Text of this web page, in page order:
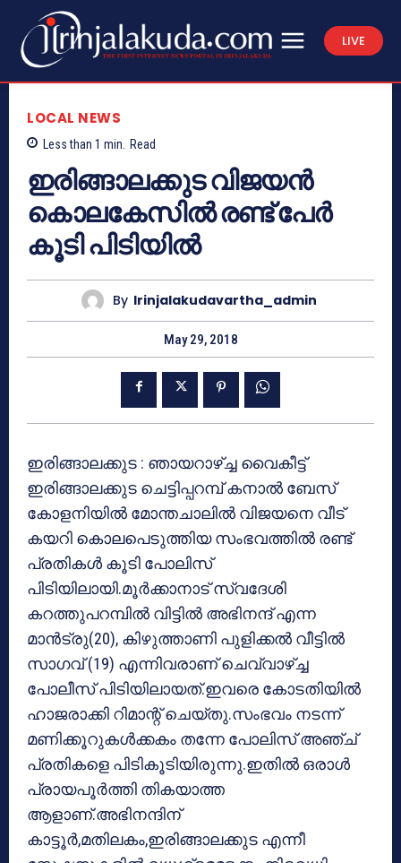
LIVE
LOCAL NEWS
Less than 1 min. Read
ഇരിങ്ങാലക്കുട വിജയന്‍
കൊലകേസില്‍ രണ്ട് പേര്‍
കൂടി പിടിയില്‍
By Irinjalakudavartha_admin
May 29, 2018
ഇരിങ്ങാലക്കുട : ഞായറാഴ്ച്ച വൈകീട്ട്
ഇരിങ്ങാലക്കുട ചെട്ടിപ്പറമ്പ് കനാല്‍ ബേസ്
കോളനിയില്‍ മോന്തചാലില്‍ വിജയനെ വീട്
കയറി കൊലപെടുത്തിയ സംഭവത്തില്‍ രണ്ട്
പ്രതികള്‍ കൂടി പോലിസ്
പിടിയിലായി.മൂര്‍ക്കാനാട് സ്വദേശി
കറത്തുപറമ്പില്‍ വിട്ടില്‍ അഭിനന്ദ് എന്ന
മാന്‍ട്രു(20), കിഴുത്താണി പുളിക്കല്‍ വീട്ടില്‍
സാഗവ് (19) എന്നിവരാണ് ചെവ്വാഴ്ച്ച
പോലീസ് പിടിയിലായത്.ഇവരെ കോടതിയില്‍
ഹാജരാക്കി റിമാന്റ് ചെയ്തു.സംഭവം നടന്ന്
മണിക്കൂറുകള്‍ക്കകം തന്നേ പോലിസ് അഞ്ച്
പ്രതികളെ പിടികൂടിയിരുന്നു.ഇതില്‍ ഒരാള്‍
പ്രായപൂര്‍ത്തി തികയാത്ത
ആളാണ്.അഭിനന്ദിന്
കാട്ടൂര്‍,മതിലകം,ഇരിങ്ങാലക്കുട എന്നീ